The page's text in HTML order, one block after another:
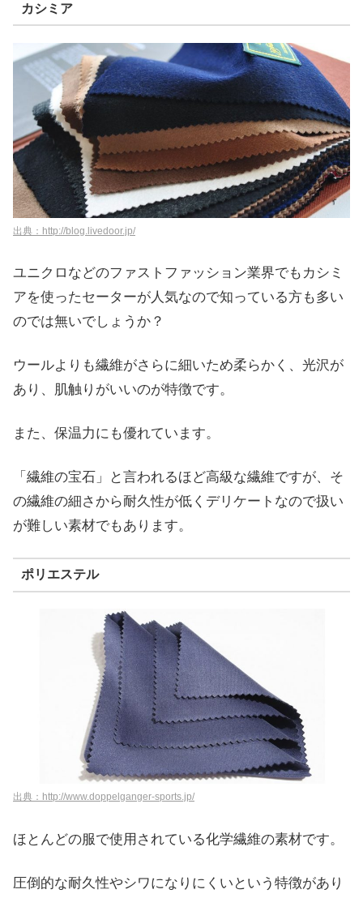
カシミア
出典：http://blog.livedoor.jp/
ユニクロなどのファストファッション業界でもカシミ
アを使ったセーターが人気なので知っている方も多い
のでは無いでしょうか？
ウールよりも繊維がさらに細いため柔らかく、光沢が
あり、肌触りがいいのが特徴です。
また、保温力にも優れています。
「繊維の宝石」と言われるほど高級な繊維ですが、そ
の繊維の細さから耐久性が低くデリケートなので扱い
が難しい素材でもあります。
ポリエステル
出典：http://www.doppelganger-sports.jp/
ほとんどの服で使用されている化学繊維の素材です。
圧倒的な耐久性やシワになりにくいという特徴があり